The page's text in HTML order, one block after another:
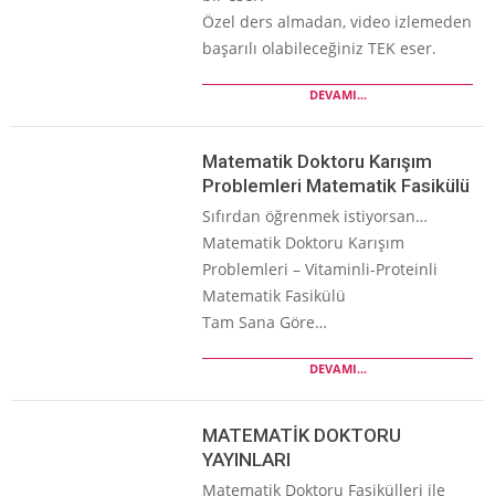
Özel ders almadan, video izlemeden
başarılı olabileceğiniz TEK eser.
DEVAMI...
Matematik Doktoru Karışım
Problemleri Matematik Fasikülü
Sıfırdan öğrenmek istiyorsan…
Matematik Doktoru Karışım
Problemleri – Vitaminli-Proteinli
Matematik Fasikülü
Tam Sana Göre…
DEVAMI...
MATEMATİK DOKTORU
YAYINLARI
Matematik Doktoru Fasikülleri ile